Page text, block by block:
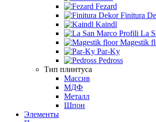
Fezard
Finitura
Kaindl
La
Magestik
Par-Ky
Pedross
Тип плинтуса
Массив
МДФ
Металл
Шпон
Элементы